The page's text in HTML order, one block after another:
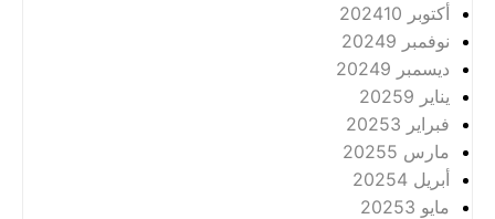
أكتوبر 2024 10
نوفمبر 2024 9
ديسمبر 2024 9
يناير 2025 9
فبراير 2025 3
مارس 2025 5
أبريل 2025 4
مايو 2025 3